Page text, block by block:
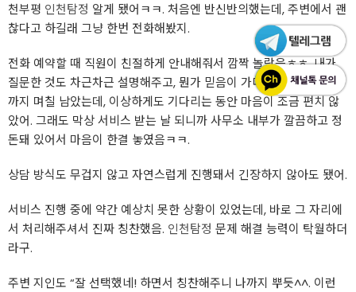
천부평 인천탐정 알게 됐어ㅋㅋ. 처음엔 반신반의했는데, 주변에서 괜
찮다고 하길래 그냥 한번 전화해봤지.
전화 예약할 때 직원이 친절하게 안내해줘서 깜짝 놀랐음ㅎㅎ. 내가
질문한 것도 차근차근 설명해주고, 뭔가 믿음이 가더라구. 예약 날짜
까지 며칠 남았는데, 이상하게도 기다리는 동안 마음이 조금 편치 않
았어. 그래도 막상 서비스 받는 날 되니까 사무소 내부가 깔끔하고 정
돈돼 있어서 마음이 한결 놓였음ㅋㅋ.
상담 방식도 무겁지 않고 자연스럽게 진행돼서 긴장하지 않아도 됐어.
서비스 진행 중에 약간 예상치 못한 상황이 있었는데, 바로 그 자리에
서 처리해주셔서 진짜 칭찬했음. 인천탐정 문제 해결 능력이 탁월하더
라구.
주변 지인도 “잘 선택했네! 하면서 칭찬해주니 나까지 뿌듯^^. 이런